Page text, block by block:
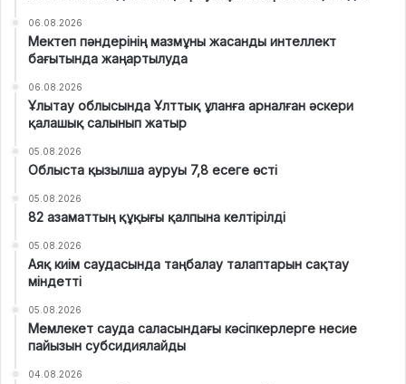
06.08.2026
Мектеп пәндерінің мазмұны жасанды интеллект
бағытында жаңартылуда
06.08.2026
Ұлытау облысында Ұлттық ұланға арналған әскери
қалашық салынып жатыр
05.08.2026
Облыста қызылша ауруы 7,8 есеге өсті
05.08.2026
82 азаматтың құқығы қалпына келтірілді
05.08.2026
Аяқ киім саудасында таңбалау талаптарын сақтау
міндетті
05.08.2026
Мемлекет сауда саласындағы кәсіпкерлерге несие
пайызын субсидиялайды
04.08.2026